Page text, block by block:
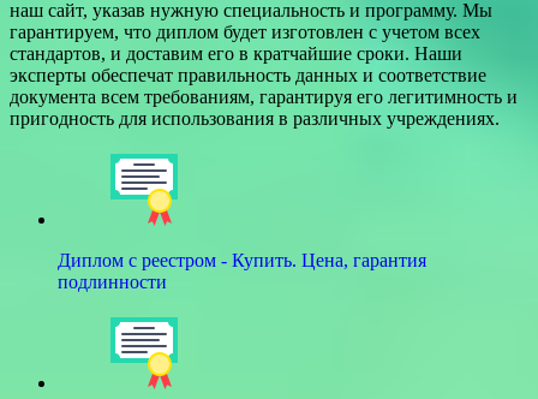
наш сайт, указав нужную специальность и программу. Мы
гарантируем, что диплом будет изготовлен с учетом всех
стандартов, и доставим его в кратчайшие сроки. Наши
эксперты обеспечат правильность данных и соответствие
документа всем требованиям, гарантируя его легитимность и
пригодность для использования в различных учреждениях.
Диплом с реестром - Купить. Цена, гарантия
подлинности